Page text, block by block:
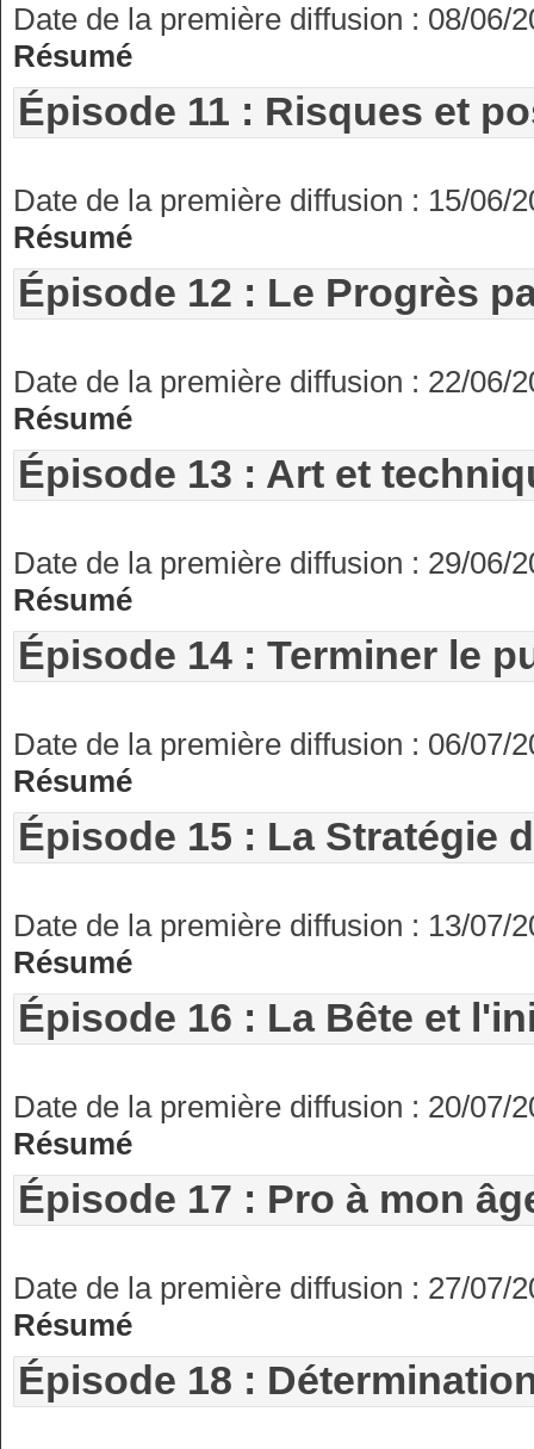
Date de la première diffusion : 08/06/
Résumé
Épisode 11 : Risques et
Date de la première diffusion : 15/06/
Résumé
Épisode 12 : Le Progrès
Date de la première diffusion : 22/06/
Résumé
Épisode 13 : Art et
Date de la première diffusion : 29/06/
Résumé
Épisode 14 : Terminer le
Date de la première diffusion : 06/07/
Résumé
Épisode 15 : La Stratégie
Date de la première diffusion : 13/07/
Résumé
Épisode 16 : La Bête et
Date de la première diffusion : 20/07/
Résumé
Épisode 17 : Pro à mon
Date de la première diffusion : 27/07/
Résumé
Épisode 18 :